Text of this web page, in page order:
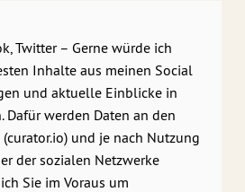
Twitter – Gerne würde ich
Inhalte aus meinen Social
und aktuelle Einblicke in
Dafür werden Daten an den
und je nach Nutzung
der sozialen Netzwerke
Sie im Voraus um